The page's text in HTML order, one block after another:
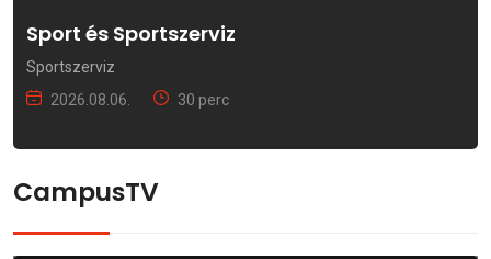
Sport és Sportszerviz
Sportszerviz
2026.08.06.
30 perc
CampusTV